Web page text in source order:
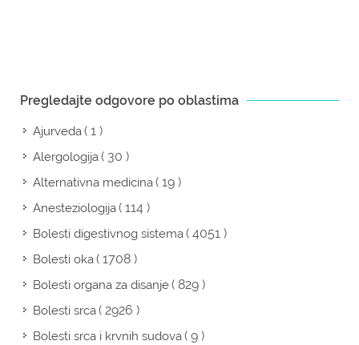
Pregledajte odgovore po oblastima
Ajurveda( 1 )
Alergologija( 30 )
Alternativna medicina( 19 )
Anesteziologija( 114 )
Bolesti digestivnog sistema( 4051 )
Bolesti oka( 1708 )
Bolesti organa za disanje( 829 )
Bolesti srca( 2926 )
Bolesti srca i krvnih sudova( 9 )